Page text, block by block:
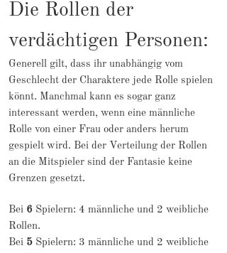
Die Rollen der
verdächtigen Personen:
Generell gilt, dass ihr unabhängig vom
Geschlecht der Charaktere jede Rolle spielen
könnt. Manchmal kann es sogar ganz
interessant werden, wenn eine männliche
Rolle von einer Frau oder anders herum
gespielt wird. Bei der Verteilung der Rollen
an die Mitspieler sind der Fantasie keine
Grenzen gesetzt.
Bei 6 Spielern: 4 männliche und 2 weibliche
Rollen.
Bei 5 Spielern: 3 männliche und 2 weibliche